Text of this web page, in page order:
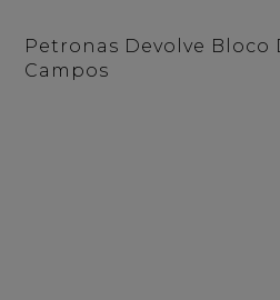
Petronas Devolve Bloco
Campos